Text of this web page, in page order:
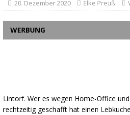
20. Dezember 2020 Elke Preuß
WERBUNG
Lintorf. Wer es wegen Home-Office
rechtzeitig geschafft hat einen